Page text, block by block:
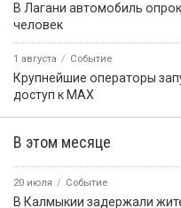
В Лагани автомобиль
человек
1 августа Событие
Крупнейшие операторы
доступ к MAX
В этом месяце
20 июля Событие
В Калмыкии задержали